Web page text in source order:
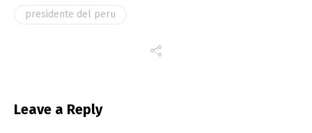
presidente del peru
Leave a Reply